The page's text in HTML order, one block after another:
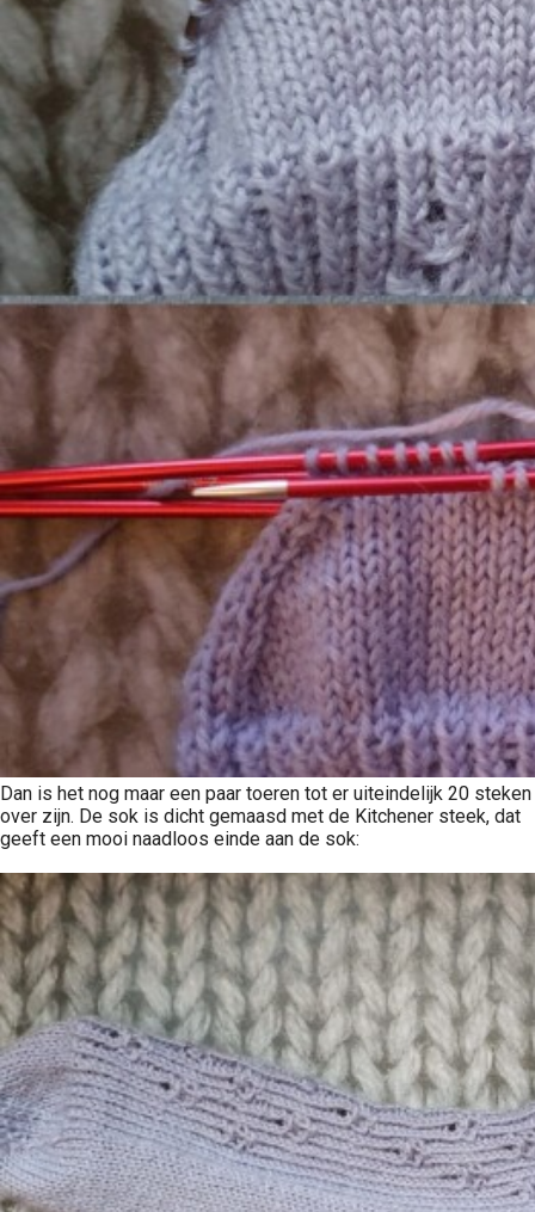
Dan is het nog maar een paar toeren tot er uiteindelijk 20 steken
over zijn. De sok is dicht gemaasd met de Kitchener steek, dat
geeft een mooi naadloos einde aan de sok: